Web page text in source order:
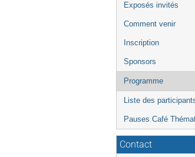
Exposés invités
Comment venir
Inscription
Sponsors
Programme
Liste des
Pauses Café
Contact